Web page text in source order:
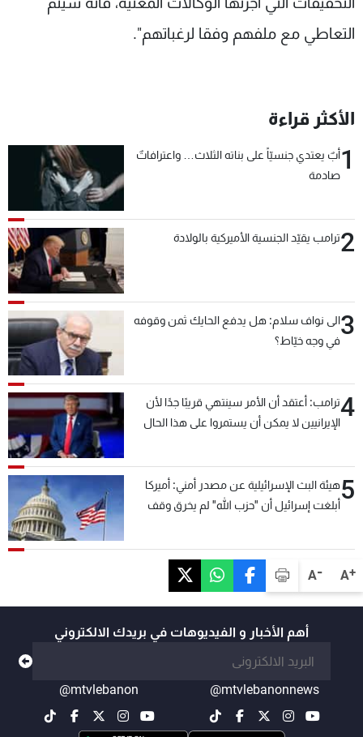
A+
A-
التعاطي مع ملفهم وفقا لرغباتهم".
الأكثر قراءة
1أبٌ يعتدي جنسيّاً على بناته الثلاث… واعترافاتٌ
صادمة
2ترامب يقيّد الجنسية الأميركية بالولادة
3الى نواف سلام: هل يدفع الحايك ثمن وقوفه
في وجه خيّاط؟
4ترامب: أعتقد أن الأمر سينتهي قريبًا جدًا لأن
الإيرانيين لا يمكن أن يستمروا على هذا الحال
5هيئة البث الإسرائيلية عن مصدر أمني: أميركا
أبلغت إسرائيل أن "حزب الله" لم يخرق وقف
أهم الأخبار و الفيديوهات في بريدك الالكتروني
@mtvlebanonnews
@mtvlebanon
جدول البرامج
شاهد البرامج
الترددات
الإنـتـاج
سياسة الخصوصية